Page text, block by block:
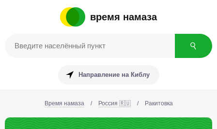
время намаза
Направление на Киблу
Время намаза / Россия 🇷🇺 / Ракитовка